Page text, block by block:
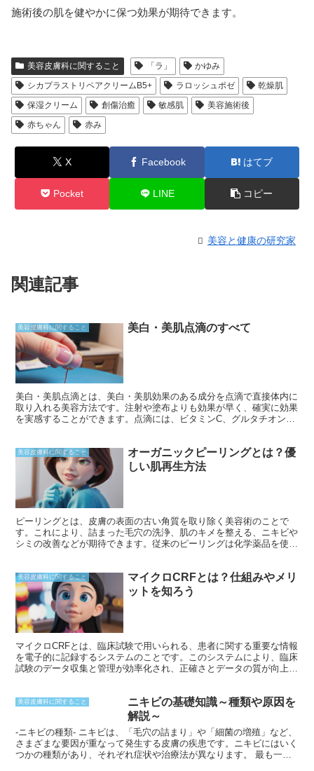
施術後の肌を健やかに保つ効果が期待できます。
美容皮膚科に関すること 「ラ」
かゆみ
シカプラストリペアクリームB5+
ラロッシュポゼ
乾燥肌
保湿クリーム
創傷治癒 敏感肌
美容施術後
赤ちゃん
赤み
X Facebook はてブ
Pocket LINE コピー
美容と健康の研究家
関連記事
美容皮膚科に関すること 美白・美肌点滴のすべて
美白・美肌点滴とは、美白・美肌効果のある成分を点滴で直接体内に
取り入れる美容方法です。注射や塗布よりも効果が早く、確実に効果
を実感することができます。点滴には、ビタミンC、グルタチオン、
は、成分を直接血液中に注入するため、経口摂取よりも高い効果が期
待できることです。
美容皮膚科に関すること
オーガニックピーリングとは？優
しい肌再生方法
ピーリングとは、皮膚の表面の古い角質を取り除く美容術のことで
す。これにより、詰まった毛穴の洗浄、肌のキメを整える、ニキビや
シミの改善などが期待できます。従来のピーリングは化学薬品を使用
美容皮膚科に関すること
マイクロCRFとは？仕組みやメリ
ットを知ろう
マイクロCRFとは、臨床試験で用いられる、患者に関する重要な情報
を電子的に記録するシステムのことです。このシステムにより、臨床
試験のデータ収集と管理が効率化され、正確さとデータの質が向上し
す。このため、データの入力ミスや遺漏が大幅に削減され、データの
一貫性と信頼性が向上します。
美容皮膚科に関すること
ニキビの基礎知識～種類や原因を
解説～
-ニキビの種類- ニキビは、「毛穴の詰まり」や「細菌の増殖」など、
さまざまな要因が重なって発生する皮膚の疾患です。ニキビにはいく
つかの種類があり、それぞれ症状や治療法が異なります。 最も一般